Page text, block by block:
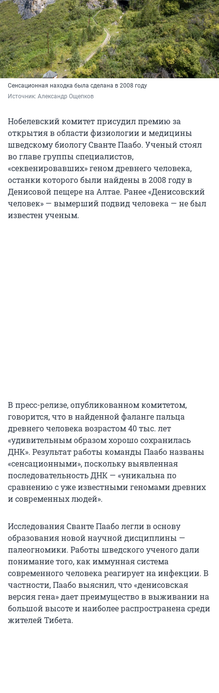
Сенсационная находка была сделана в 2008 году
Источник: Александр Ощепков
Нобелевский комитет присудил премию за
открытия в области физиологии и медицины
шведскому биологу Сванте Паабо. Ученый стоял
во главе группы специалистов,
«секвенировавших» геном древнего человека,
останки которого были найдены в 2008 году в
Денисовой пещере на Алтае. Ранее «Денисовский
человек» — вымерший подвид человека — не был
известен ученым.
В пресс-релизе, опубликованном комитетом,
говорится, что в найденной фаланге пальца
древнего человека возрастом 40 тыс. лет
«удивительным образом хорошо сохранилась
ДНК». Результат работы команды Паабо названы
«сенсационными», поскольку выявленная
последовательность ДНК — «уникальна по
сравнению с уже известными геномами древних
и современных людей».
Исследования Сванте Паабо легли в основу
образования новой научной дисциплины —
палеогномики. Работы шведского ученого дали
понимание того, как иммунная система
современного человека реагирует на инфекции. В
частности, Паабо выяснил, что «денисовская
версия гена» дает преимущество в выживании на
большой высоте и наиболее распространена среди
жителей Тибета.